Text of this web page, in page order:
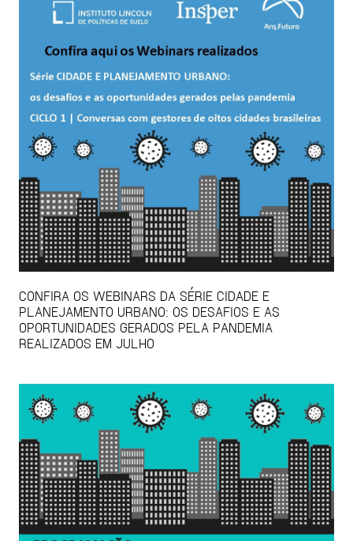
CONFIRA OS WEBINARS DA SÉRIE CIDADE E
PLANEJAMENTO URBANO: OS DESAFIOS E AS
OPORTUNIDADES GERADOS PELA PANDEMIA
REALIZADOS EM JULHO